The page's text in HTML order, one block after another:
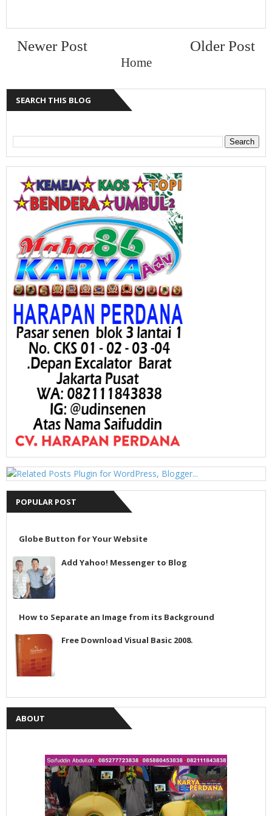
Newer Post Older Post
Home
SEARCH THIS BLOG
POPULAR POST
Globe Button for Your Website
Add Yahoo! Messenger to Blog
How to Separate an Image from its Background
Free Download Visual Basic 2008.
ABOUT